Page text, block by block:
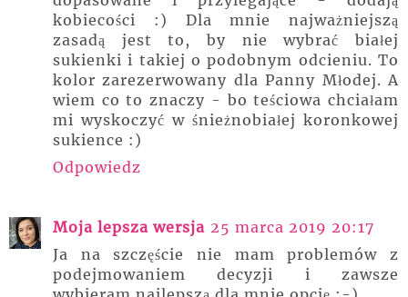
kobiecości :) Dla mnie najważniejszą
zasadą jest to, by nie wybrać białej
sukienki i takiej o podobnym odcieniu. To
kolor zarezerwowany dla Panny Młodej. A
wiem co to znaczy - bo teściowa chciałam
mi wyskoczyć w śnieżnobiałej koronkowej
sukience :)
Odpowiedz
Moja lepsza wersja 25 marca 2019 20:17
Ja na szczęście nie mam problemów z
podejmowaniem decyzji i zawsze